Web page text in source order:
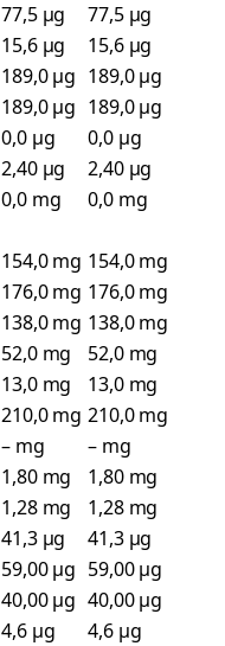
77,5 µg
77,5 µg
15,6 µg
15,6 µg
189,0 µg 189,0 µg
189,0 µg 189,0 µg
0,0 µg
0,0 µg
2,40 µg
2,40 µg
0,0 mg
0,0 mg
154,0 mg 154,0 mg
176,0 mg 176,0 mg
138,0 mg 138,0 mg
52,0 mg
52,0 mg
13,0 mg
13,0 mg
210,0 mg 210,0 mg
– mg
– mg
1,80 mg
1,80 mg
1,28 mg
1,28 mg
41,3 µg
41,3 µg
59,00 µg 59,00 µg
40,00 µg 40,00 µg
4,6 µg
4,6 µg